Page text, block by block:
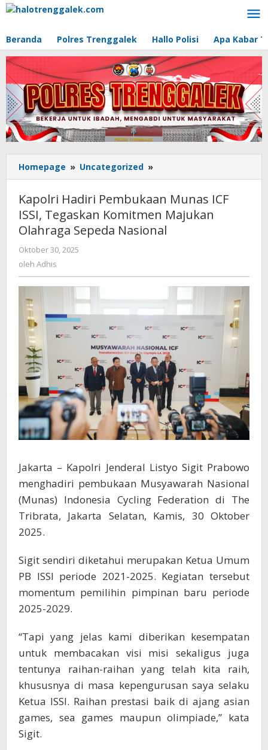
Lewati
Beranda Polres Trenggalek Hallo Polisi Apa Kabar
Homepage » Uncategorized »
Hadiri
Munas
ICF
ISSI,
Olahraga
Sepeda
Nasional
Kapolri Hadiri Pembukaan Munas ICF
ISSI, Tegaskan Komitmen Majukan
Olahraga Sepeda Nasional
Oktober 30, 2025
oleh Adhis
Jakarta – Kapolri Jenderal Listyo Sigit Prabowo
menghadiri pembukaan Musyawarah Nasional
(Munas) Indonesia Cycling Federation di The
Tribrata, Jakarta Selatan, Kamis, 30 Oktober
2025.
Sigit sendiri diketahui merupakan Ketua Umum
PB ISSI periode 2021-2025. Kegiatan tersebut
momentum pemilihin pimpinan baru periode
2025-2029.
“Tapi yang jelas kami diberikan kesempatan
untuk membacakan visi misi sekaligus juga
tentunya raihan-raihan yang telah kita raih,
khususnya di masa kepengurusan saya selaku
Ketua ISSI. Raihan prestasi baik di ajang asian
games, sea games maupun olimpiade,” kata
Sigit.